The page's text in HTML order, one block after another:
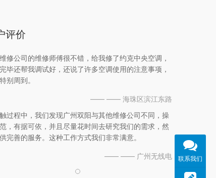
评价
修公司的维修师傅很不错，给我修了约克中央空调，
毕还帮我调试好，还说了许多空调使用的注意事项，
别周到。
—— —— 海珠区滨江东路
过程中，我们发现广州双阳与其他维修公司不同，操
，有据可依，并且尽量花时间去研究我们的需求，然
完善的服务。这种工作方式我们非常满意。
—— —— 广州无线电 联系我们